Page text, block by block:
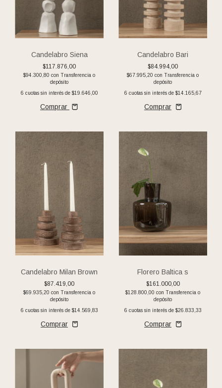
Candelabro Siena
$117.876,00
$94.300,80 con Transferencia o
depósito
6 cuotas sin interés de $19.646,00
Comprar
Candelabro Bari
$84.994,00
$67.995,20 con Transferencia o
depósito
6 cuotas sin interés de $14.165,67
Candelabro Milan Brown
$87.419,00
$69.935,20 con
Transferencia o
depósito
6 cuotas sin interés de $14.569,83
Florero Baltica s
$161.000,00
$128.800,00 con
Transferencia o
depósito
6 cuotas sin interés de $26.833,33